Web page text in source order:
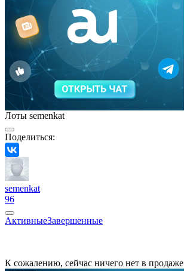
Лоты semenkat
Поделиться:
semenkat
96
АктивныеЗавершенные
К сожалению, сейчас ничего нет в продаже